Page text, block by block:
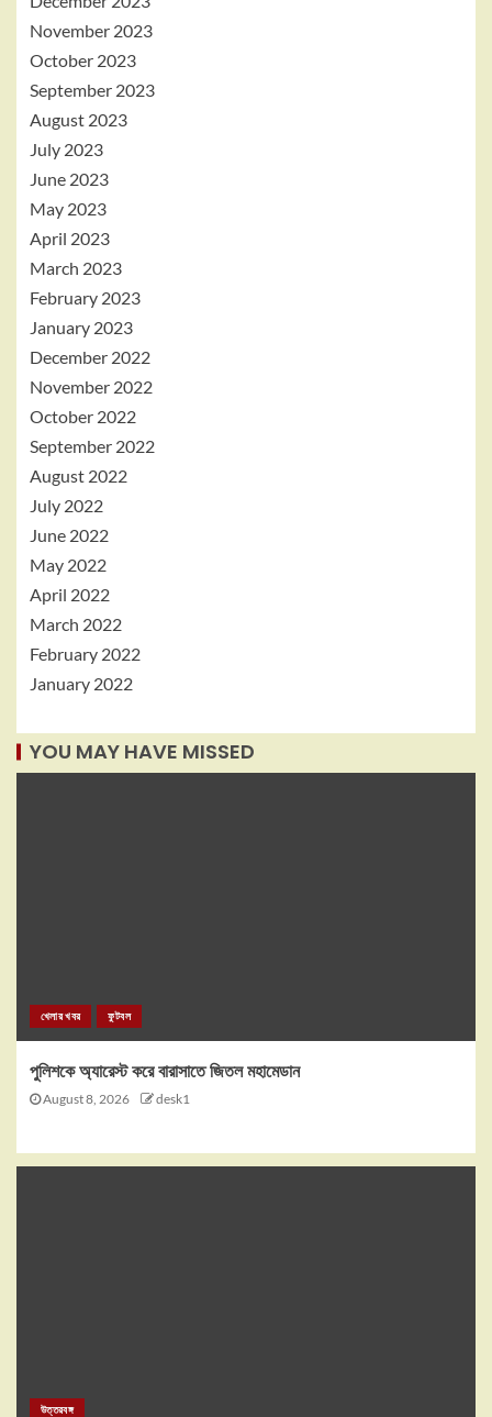
November 2023
October 2023
September 2023
August 2023
July 2023
June 2023
May 2023
April 2023
March 2023
February 2023
January 2023
December 2022
November 2022
October 2022
September 2022
August 2022
July 2022
June 2022
May 2022
April 2022
March 2022
February 2022
January 2022
YOU MAY HAVE MISSED
খেলার খবর ফুটবল
পুলিশকে অ্যারেস্ট করে বারাসাতে জিতল মহামেডান
August 8, 2026 desk1
উত্তরবঙ্গ